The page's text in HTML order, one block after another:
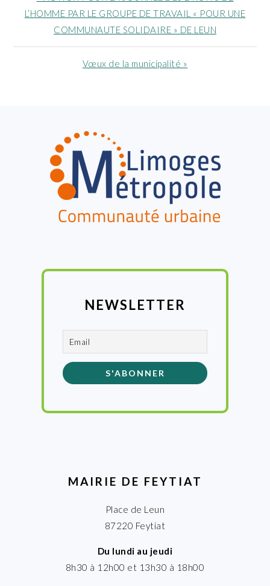
précédent
L’HOMME PAR LE GROUPE DE TRAVAIL « POUR UNE
COMMUNAUTE SOLIDAIRE » DE LEUN
Article
Vœux de la municipalité »
NEWSLETTER
MAIRIE DE FEYTIAT
Place de Leun
87220 Feytiat
Du lundi au jeudi
8h30 à 12h00 et 13h30 à 18h00